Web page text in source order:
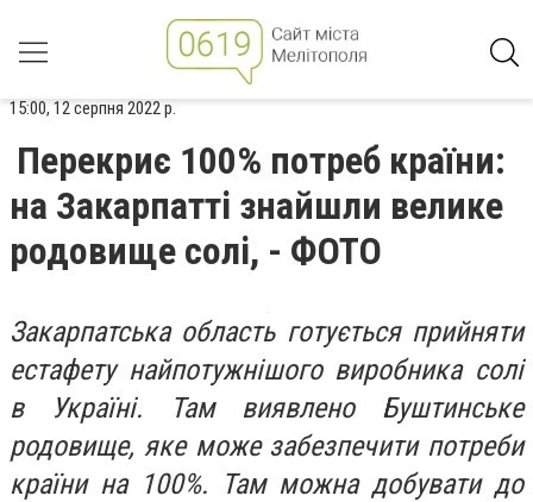
15:00, 12 серпня 2022 р.
Перекриє 100% потреб країни:
на Закарпатті знайшли велике
родовище солі, - ФОТО
Закарпатська область готується прийняти
естафету найпотужнішого виробника солі
в Україні. Там виявлено Буштинське
родовище, яке може забезпечити потреби
країни на 100%. Там можна добувати до